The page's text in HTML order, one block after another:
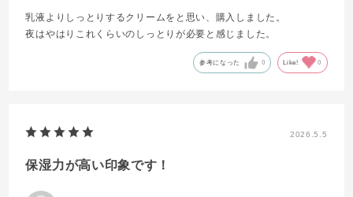
乳液よりしっとりするクリームをと思い、購入しました。
夜はやはりこれくらいのしっとりが必要と感じました。
参考になった 0 Like! 0
2026.5.5
保湿力が高い印象です！